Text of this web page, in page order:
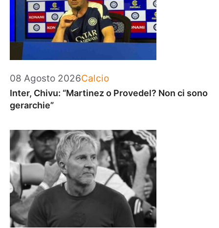
08 Agosto 2026Categorie
Calcio
Inter, Chivu: “Martinez o Provedel? Non ci sono
gerarchie”